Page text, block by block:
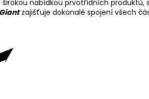
nabídkou prvotřídních produktů,
zajišťuje dokonalé spojení všech